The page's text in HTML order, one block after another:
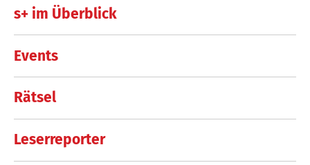
s+ im Überblick
Events
Rätsel
Leserreporter